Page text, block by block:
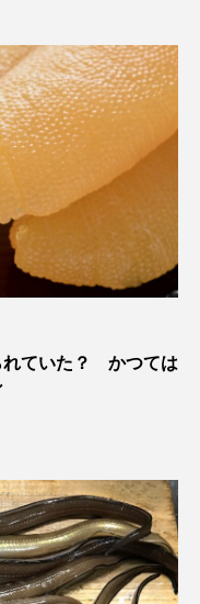
オタリア
オワンクラゲ
カイギュウ
カキ
カジカ
ギ
ガラ・ルファ
れていた？ かつては